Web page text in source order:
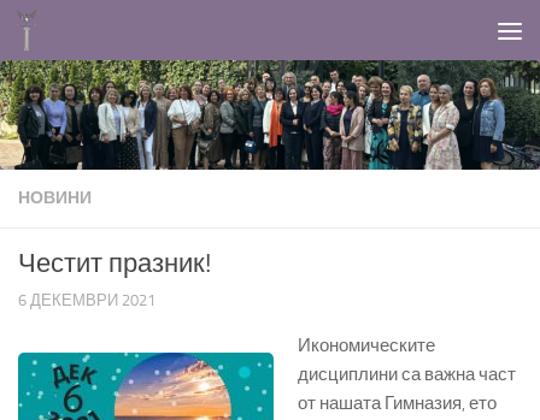
НОВИНИ
Честит празник!
6 ДЕКЕМВРИ 2021
Икономическите
дисциплини са важна част
от нашата Гимназия, ето